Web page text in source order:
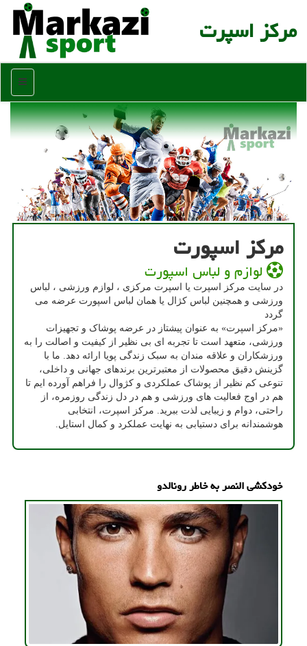
مركز اسپرت
منو
مرکز اسپورت
لوازم و لباس اسپورت
در سایت مركز اسپرت یا اسپرت مركزی ، لوازم ورزشی ، لباس
ورزشی و همچنین لباس كژال یا همان لباس اسپورت عرضه می
گردد
«مرکز اسپرت» به عنوان پیشتاز در عرضه پوشاک و تجهیزات
ورزشی، متعهد است تا تجربه ای بی نظیر از کیفیت و اصالت را به
ورزشکاران و علاقه مندان به سبک زندگی پویا ارائه دهد. ما با
گزینش دقیق محصولات از معتبرترین برندهای جهانی و داخلی،
تنوعی کم نظیر از پوشاک عملکردی و کژوال را فراهم آورده ایم تا
هم در اوج فعالیت های ورزشی و هم در دل زندگی روزمره، از
راحتی، دوام و زیبایی لذت ببرید. مرکز اسپرت، انتخابی
هوشمندانه برای دستیابی به نهایت عملکرد و کمال استایل.
خودکشی النصر به خاطر رونالدو